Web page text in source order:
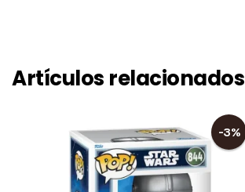
Artículos relacionados
-3%